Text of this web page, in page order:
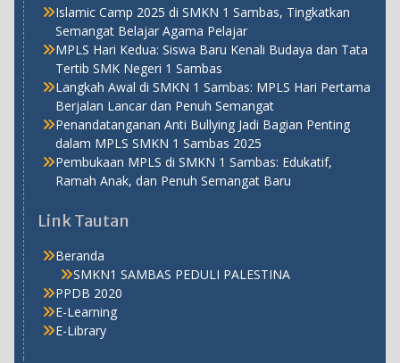
Islamic Camp 2025 di SMKN 1 Sambas, Tingkatkan
Semangat Belajar Agama Pelajar
MPLS Hari Kedua: Siswa Baru Kenali Budaya dan Tata
Tertib SMK Negeri 1 Sambas
Langkah Awal di SMKN 1 Sambas: MPLS Hari Pertama
Berjalan Lancar dan Penuh Semangat
Penandatanganan Anti Bullying Jadi Bagian Penting
dalam MPLS SMKN 1 Sambas 2025
Pembukaan MPLS di SMKN 1 Sambas: Edukatif,
Ramah Anak, dan Penuh Semangat Baru
Link Tautan
Beranda
SMKN1 SAMBAS PEDULI PALESTINA
PPDB 2020
E-Learning
E-Library